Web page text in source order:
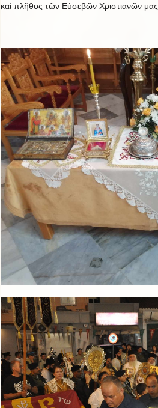
καί πλῆθος τῶν Εὐσεβῶν Χριστιανῶν μας.